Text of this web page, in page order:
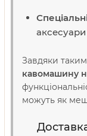
Завдяки
кавомашину
можуть як